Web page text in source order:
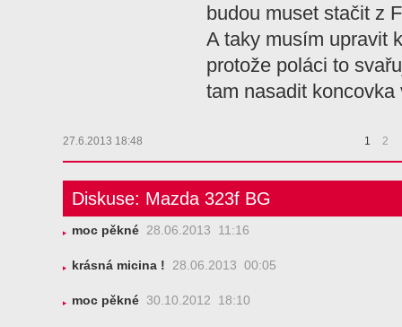
budou muset stačit z
A taky musím upravit
protože poláci to
tam nasadit koncovka
27.6.2013 18:48 1 2
Diskuse: Mazda 323f BG
moc pěkné 28.06.2013 11:16
krásná micina ! 28.06.2013 00:05
moc pěkné 30.10.2012 18:10